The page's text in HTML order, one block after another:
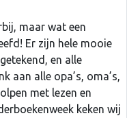
maar wat een
Er zijn hele mooie
en alle
aan alle opa’s, oma’s,
met lezen en
keken wij